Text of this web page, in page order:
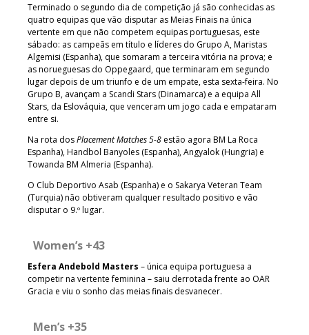
Terminado o segundo dia de competição já são conhecidas as
quatro equipas que vão disputar as Meias Finais na única
vertente em que não competem equipas portuguesas, este
sábado: as campeãs em título e líderes do Grupo A, Maristas
Algemisi (Espanha), que somaram a terceira vitória na prova; e
as norueguesas do Oppegaard, que terminaram em segundo
lugar depois de um triunfo e de um empate, esta sexta-feira. No
Grupo B, avançam a Scandi Stars (Dinamarca) e a equipa All
Stars, da Eslováquia, que venceram um jogo cada e empataram
entre si.
Na rota dosPlacement Matches 5-8 estão agora BM La Roca
Espanha), Handbol Banyoles (Espanha), Angyalok (Hungria) e
Towanda BM Almeria (Espanha).
O Club Deportivo Asab (Espanha) e o Sakarya Veteran Team
(Turquia) não obtiveram qualquer resultado positivo e vão
disputar o 9.º lugar.
Women’s +43
Esfera Andebold Masters – única equipa portuguesa a
competir na vertente feminina – saiu derrotada frente ao OAR
Gracia e viu o sonho das meias finais desvanecer.
Men’s +35